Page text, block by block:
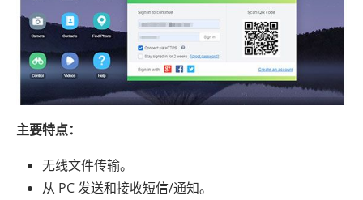
主要特点：
无线文件传输。
从 PC 发送和接收短信/通知。